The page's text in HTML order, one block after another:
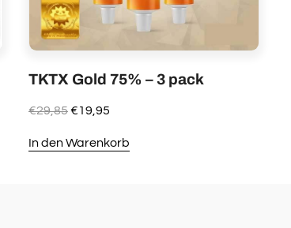
TKTX Gold 75% – 3 pack
€29,85Ursprünglicher
war:
€19,95
ist:
In den Warenkorb